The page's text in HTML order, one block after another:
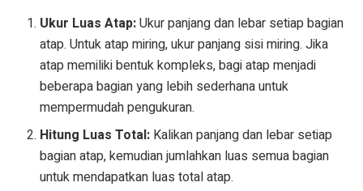
Ukur Luas Atap:Ukur panjang dan lebar setiap bagian
atap. Untuk atap miring, ukur panjang sisi miring. Jika
atap memiliki bentuk kompleks, bagi atap menjadi
beberapa bagian yang lebih sederhana untuk
mempermudah pengukuran.
Hitung Luas Total: Kalikan panjang dan lebar setiap
bagian atap, kemudian jumlahkan luas semua bagian
untuk mendapatkan luas total atap.